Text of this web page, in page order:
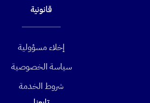
قانونية
إخلاء مسؤولية
سياسة الخصوصية
شروط الخدمة